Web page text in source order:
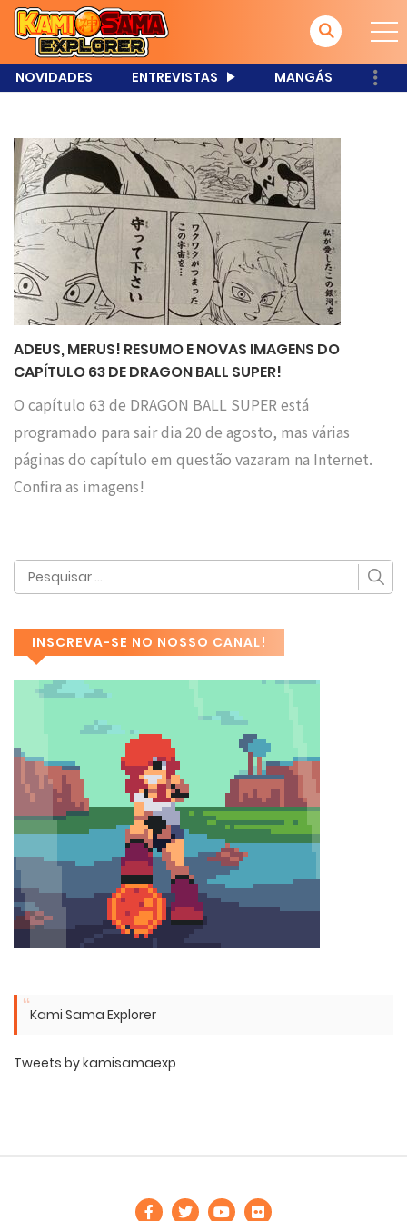
NOVIDADES ENTREVISTAS MANGÁS
ADEUS, MERUS! RESUMO E NOVAS IMAGENS DO
CAPÍTULO 63 DE DRAGON BALL SUPER!
O capítulo 63 de DRAGON BALL SUPER está
programado para sair dia 20 de agosto, mas várias
páginas do capítulo em questão vazaram na Internet.
Confira as imagens!
INSCREVA-SE NO NOSSO CANAL!
Kami Sama Explorer
Tweets by kamisamaexp